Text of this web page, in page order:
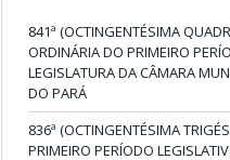
841ª (OCTINGENTÉSIMA
ORDINÁRIA DO PRIMEIRO
LEGISLATURA DA CÂMARA
DO PARÁ
836ª (OCTINGENTÉSIMA
PRIMEIRO PERÍODO